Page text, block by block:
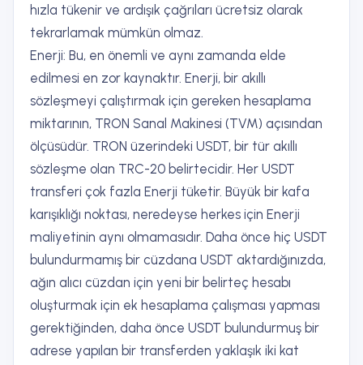
hızla tükenir ve ardışık çağrıları ücretsiz olarak
tekrarlamak mümkün olmaz.
Enerji: Bu, en önemli ve aynı zamanda elde
edilmesi en zor kaynaktır. Enerji, bir akıllı
sözleşmeyi çalıştırmak için gereken hesaplama
miktarının, TRON Sanal Makinesi (TVM) açısından
ölçüsüdür. TRON üzerindeki USDT, bir tür akıllı
sözleşme olan TRC-20 belirtecidir. Her USDT
transferi çok fazla Enerji tüketir. Büyük bir kafa
karışıklığı noktası, neredeyse herkes için Enerji
maliyetinin aynı olmamasıdır. Daha önce hiç USDT
bulundurmamış bir cüzdana USDT aktardığınızda,
ağın alıcı cüzdan için yeni bir belirteç hesabı
oluşturmak için ek hesaplama çalışması yapması
gerektiğinden, daha önce USDT bulundurmuş bir
adrese yapılan bir transferden yaklaşık iki kat